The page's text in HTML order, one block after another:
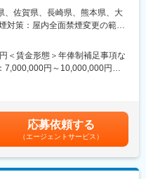
などが可能です。定期的な面談
ェクトを提示するなどフレキ
価され、年収に反映されます。
続報奨金や四半期一時金などの
りがいや努力がきちんと報われ
長期就業も叶う環境です。
の医薬品情報を提供、副作用情
、佐賀県、長崎県、熊本県、大
対策：屋内全面禁煙変更の範
＜賃金形態＞年俸制補足事項な
7,000,000円～10,000,000円＜
。賃金はあくまでも目安の金
可能性があります。月給(月額)は
応募依頼する
（エージェントサービス）